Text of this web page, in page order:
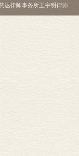
civilisation. It is
达律师事务所王宇明律师